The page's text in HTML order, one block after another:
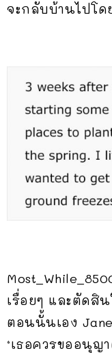
จะกลับบ้านไปโด
เรื่อยๆ และตัดสิ
ตอนนั้นเอง
‘เธอควรขออนุญ